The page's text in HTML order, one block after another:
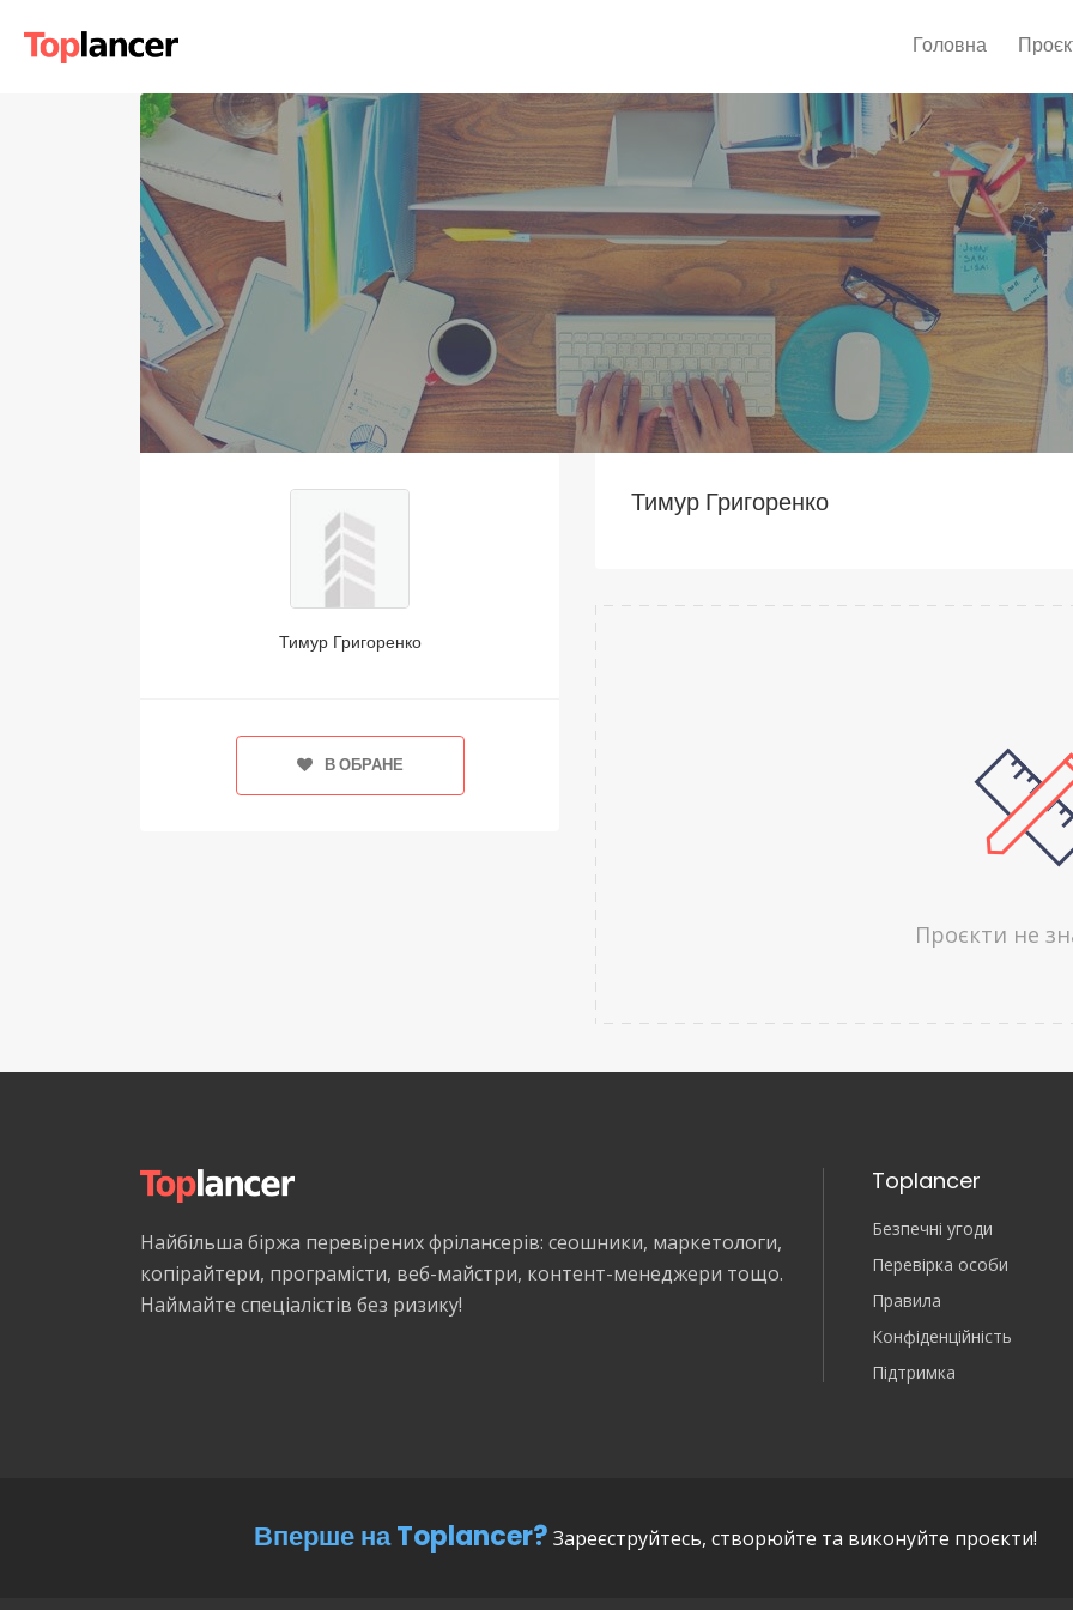
Головна
Тимур Григоренко
В ОБРАНЕ
Тимур Григоренко
Проєкти не
Найбільша біржа перевірених фрілансерів: сеошники, маркетологи,
копірайтери, програмісти, веб-майстри, контент-менеджери тощо.
Наймайте спеціалістів без ризику!
Toplancer
Безпечні угоди
Перевірка особи
Правила
Конфіденційність
Підтримка
Вперше на Toplancer? Зареєструйтесь, створюйте та виконуйте проєкти!